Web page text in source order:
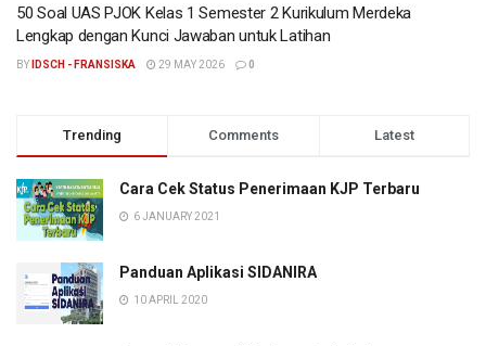
50 Soal UAS PJOK Kelas 1 Semester 2 Kurikulum Merdeka
Lengkap dengan Kunci Jawaban untuk Latihan
BY IDSCH - FRANSISKA 29 MAY 2026 0
Trending Comments Latest
Cara Cek Status Penerimaan KJP Terbaru
6 JANUARY 2021
Panduan Aplikasi SIDANIRA
10 APRIL 2020